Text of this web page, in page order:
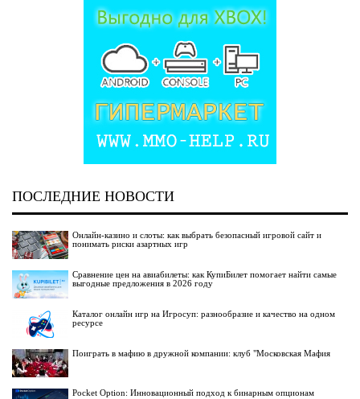
ПОСЛЕДНИЕ НОВОСТИ
Онлайн-казино и слоты: как выбрать безопасный игровой сайт и
понимать риски азартных игр
Сравнение цен на авиабилеты: как КупиБилет помогает найти самые
выгодные предложения в 2026 году
Каталог онлайн игр на Игросуп: разнообразие и качество на одном
ресурсе
Поиграть в мафию в дружной компании: клуб "Московская Мафия
Pocket Option: Инновационный подход к бинарным опционам